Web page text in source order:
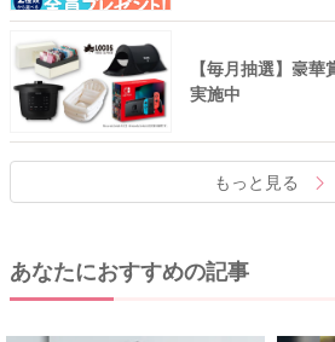
【毎月抽選】豪
実施中
もっと見る
あなたにおすすめの記事